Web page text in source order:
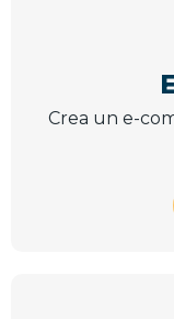
Crea un e-